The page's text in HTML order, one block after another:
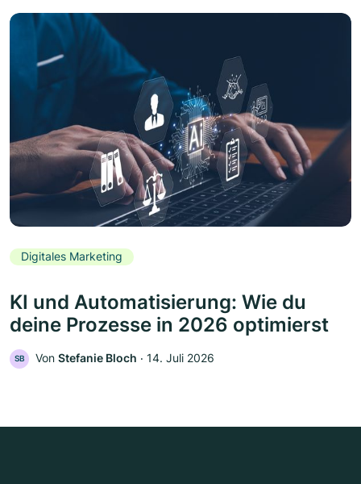
Digitales Marketing
KI und Automatisierung: Wie du
deine Prozesse in 2026 optimierst
SB Von Stefanie Bloch ‧ 14. Juli 2026